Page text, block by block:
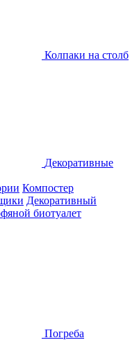
Колпаки на столб
Декоративные
Компостер
Декоративный
биотуалет
Погреба